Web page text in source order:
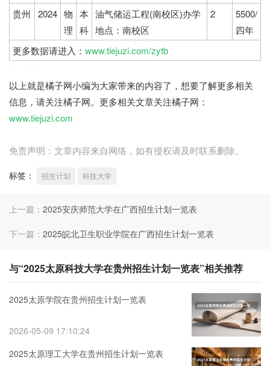
贵州
2024 物
理
本
科
油气储运工程(南校区)办学
地点：南校区
2
5500/
四年
更多数据请进入： www.tiejuzi.com/zytb
以上就是橘子网小编为大家带来的内容了，想要了解更多相关
信息，请关注橘子网。更多相关文章关注橘子网：
www.tiejuzi.com
免责声明：文章内容来自网络，如有侵权请及时联系删除。
标签： 招生计划 科技大学
上一篇： 2025安庆师范大学在广西招生计划一览表
下一篇： 2025皖北卫生职业学院在广西招生计划一览表
与“2025太原科技大学在贵州招生计划一览表”相关推荐
2025太原学院在贵州招生计划一览表
2026-05-09 17:10:24
2025太原理工大学在贵州招生计划一览表